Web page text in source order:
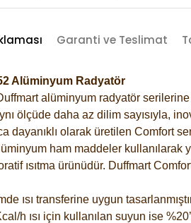
Garanti ve Teslimat
Alüminyum Radyatör
alüminyum radyatör
ölçüde daha az dilim sayısıyla,
dayanıklı olarak üretilen Comfort
ham maddeler
ısıtma ürünüdür. Duffmart
ısı transferine uygun
h ısı için kullanılan suyun ise